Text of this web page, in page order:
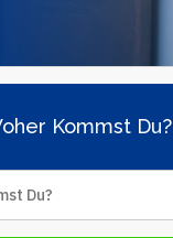
Kommst Du?